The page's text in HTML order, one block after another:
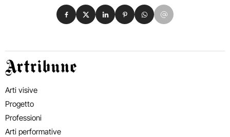
Condividi su Facebook
Condividi su X
Condividi su LinkedIn
Condividi su Pinterest
Condividi su WhatsApp
Condividi su Email
Artribune
Arti visive
Progetto
Professioni
Arti performative